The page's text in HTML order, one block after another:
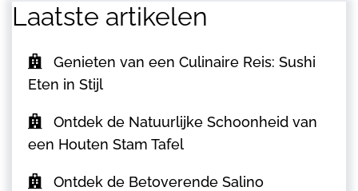
Laatste artikelen
Genieten van een Culinaire Reis: Sushi
Eten in Stijl
Ontdek de Natuurlijke Schoonheid van
een Houten Stam Tafel
Ontdek de Betoverende Salino